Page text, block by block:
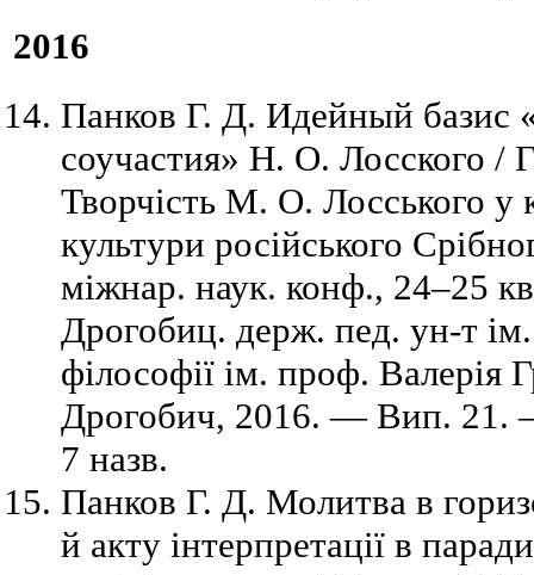
2016
Панков Г. Д. Идейный базис
соучастия» Н. О. Лосского /
Творчість М. О. Лосського у
культури російського
міжнар. наук. конф., 24–25
Дрогобиц. держ. пед. ун-т
філософії ім. проф.
Дрогобич, 2016. — Вип. 21.
7 назв.
Панков Г. Д. Молитва в
й акту інтерпретації в